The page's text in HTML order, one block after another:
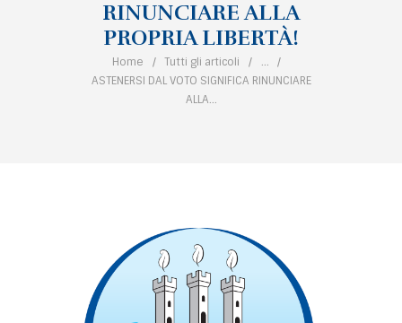
RINUNCIARE ALLA
PROPRIA LIBERTÀ!
Home Tutti gli articoli
...
ASTENERSI DAL VOTO SIGNIFICA RINUNCIARE
ALLA...